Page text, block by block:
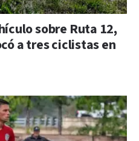
sobre Ruta 12,
a tres ciclistas en